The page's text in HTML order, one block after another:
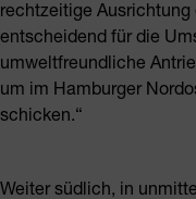
rechtzeitige
entscheidend für die
umweltfreundliche
um im Hamburger
schicken.“
Weiter südlich, in